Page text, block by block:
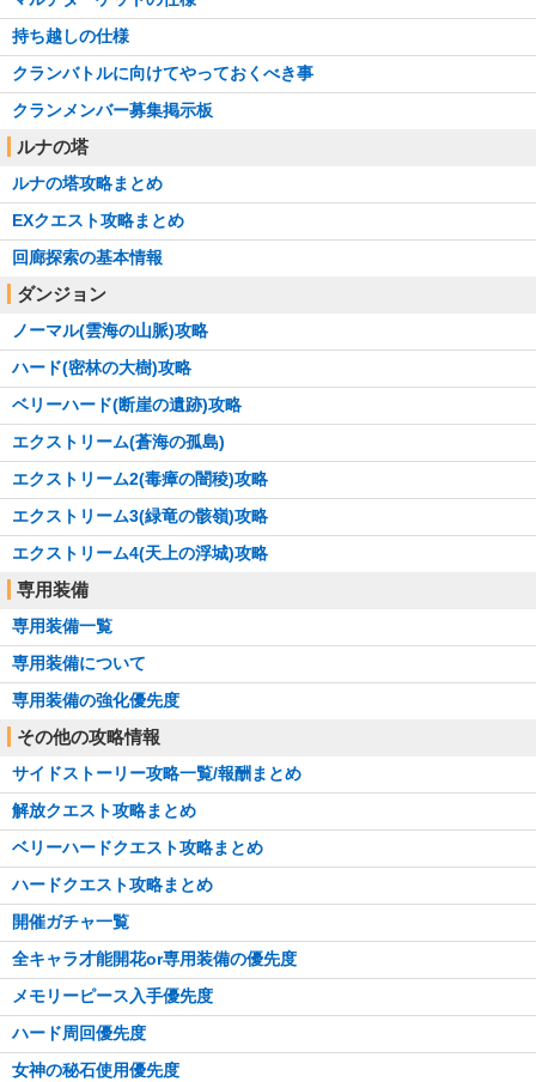
持ち越しの仕様
クランバトルに向けてやっておくべき事
クランメンバー募集掲示板
ルナの塔
ルナの塔攻略まとめ
EXクエスト攻略まとめ
回廊探索の基本情報
ダンジョン
ノーマル(雲海の山脈)攻略
ハード(密林の大樹)攻略
ベリーハード(断崖の遺跡)攻略
エクストリーム(蒼海の孤島)
エクストリーム2(毒瘴の闇稜)攻略
エクストリーム3(緑竜の骸嶺)攻略
エクストリーム4(天上の浮城)攻略
専用装備
専用装備一覧
専用装備について
専用装備の強化優先度
その他の攻略情報
サイドストーリー攻略一覧/報酬まとめ
解放クエスト攻略まとめ
ベリーハードクエスト攻略まとめ
ハードクエスト攻略まとめ
開催ガチャ一覧
全キャラ才能開花or専用装備の優先度
メモリーピース入手優先度
ハード周回優先度
女神の秘石使用優先度